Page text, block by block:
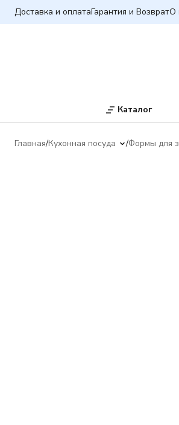
Доставка и оплатаГарантия и ВозвратО
Каталог
Главная Кухонная посуда Формы для